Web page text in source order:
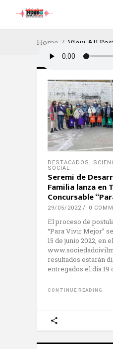
Home View All
DESTACADOS ,
SOCIAL
Seremi de
Familia lanza en
Concursable
29/05/2022 0
El proceso de
“Para Vivir Mejor”
15 de junio 2022, en
resultados estarán
entregados el día 19
CONTINUE READING